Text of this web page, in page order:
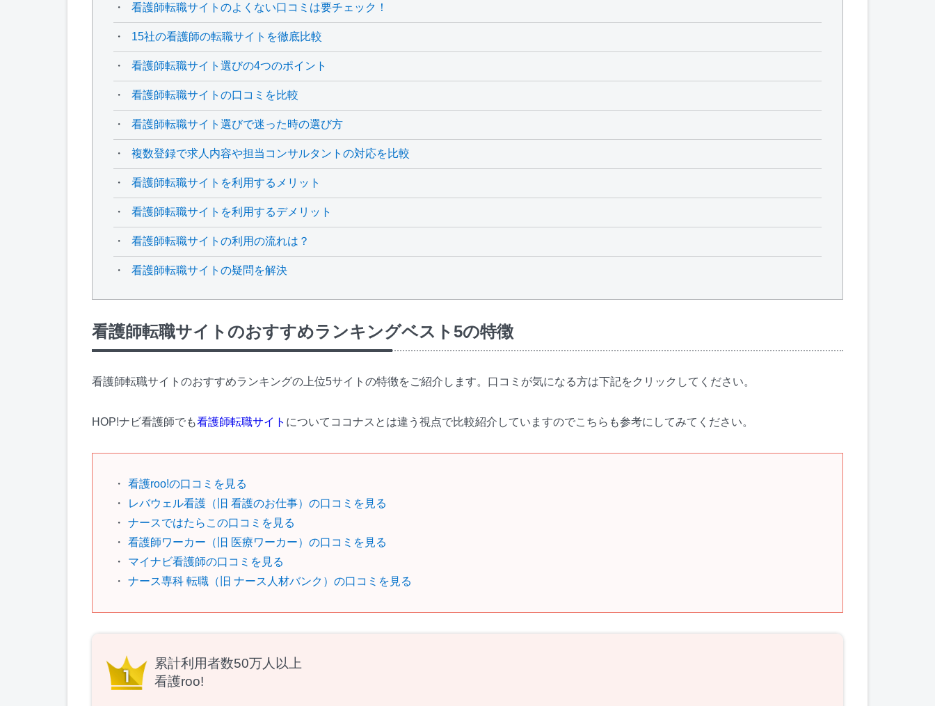
看護師転職サイトのよくない口コミは要チェック！
15社の看護師の転職サイトを徹底比較
看護師転職サイト選びの4つのポイント
看護師転職サイトの口コミを比較
看護師転職サイト選びで迷った時の選び方
複数登録で求人内容や担当コンサルタントの対応を比較
看護師転職サイトを利用するメリット
看護師転職サイトを利用するデメリット
看護師転職サイトの利用の流れは？
看護師転職サイトの疑問を解決
看護師転職サイトのおすすめランキングベスト5の特徴
看護師転職サイトのおすすめランキングの上位5サイトの特徴をご紹介します。口コミが気になる方は下記をクリックしてください。
HOP!ナビ看護師でも看護師転職サイト についてココナスとは違う視点で比較紹介していますのでこちらも参考にしてみてください。
看護roo!の口コミを見る
レバウェル看護（旧 看護のお仕事）の口コミを見る
ナースではたらこの口コミを見る
看護師ワーカー（旧 医療ワーカー）の口コミを見る
マイナビ看護師の口コミを見る
ナース専科 転職（旧 ナース人材バンク）の口コミを見る
累計利用者数50万人以上
看護roo!